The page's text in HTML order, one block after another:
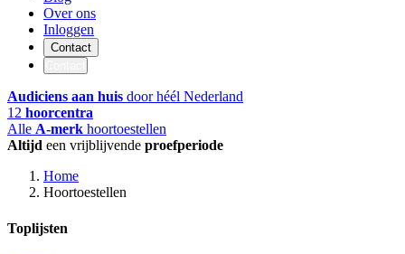
Over ons
Inloggen
Contact
Audiciens aan huis door héél Nederland
12 hoorcentra
Alle A-merk hoortoestellen
Altijd een vrijblijvende proefperiode
Home
Hoortoestellen
Toplijsten